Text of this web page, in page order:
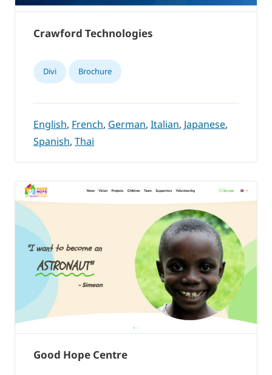
Crawford Technologies
Divi Brochure
English, French, German, Italian, Japanese,
Spanish, Thai
Good Hope Centre